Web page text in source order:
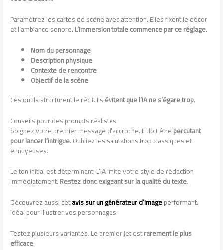
Paramétrez les cartes de scène avec attention. Elles fixent le décor
et l’ambiance sonore.L’immersion totale commence par ce réglage.
Nom du personnage
Description physique
Contexte de rencontre
Objectif de la scène
Ces outils structurent le récit. Ilsévitent que l’IA ne s’égare trop.
Conseils pour des prompts réalistes
Soignez votre premier message d’accroche. Il doit êtrepercutant
pour lancer l’intrigue. Oubliez les salutations trop classiques et
ennuyeuses.
Le ton initial est déterminant. L’IA imite votre style de rédaction
immédiatement.Restez donc exigeant sur la qualité du texte.
Découvrez aussi cetavis sur un générateur d’imageperformant.
Idéal pour illustrer vos personnages.
Testez plusieurs variantes. Le premier jet estrarement le plus
efficace.